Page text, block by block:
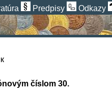
Predpisy Odkazy
číslom 30.